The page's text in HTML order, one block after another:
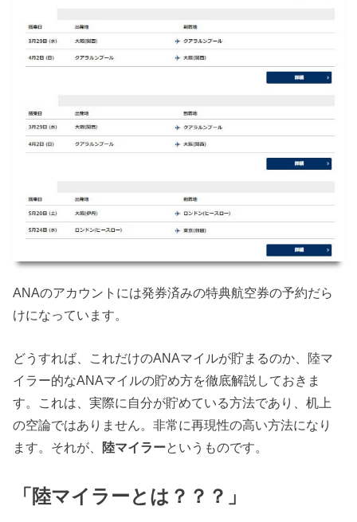
ANAのアカウントには発券済みの特典航空券の予約だら
けになっています。
どうすれば、これだけのANAマイルが貯まるのか、陸マ
イラー的なANAマイルの貯め方を徹底解説しておきま
す。これは、実際に自分が貯めている方法であり、机上
の空論ではありません。非常に再現性の高い方法になり
ます。それが、 陸マイラーというものです。
「陸マイラーとは？？？」